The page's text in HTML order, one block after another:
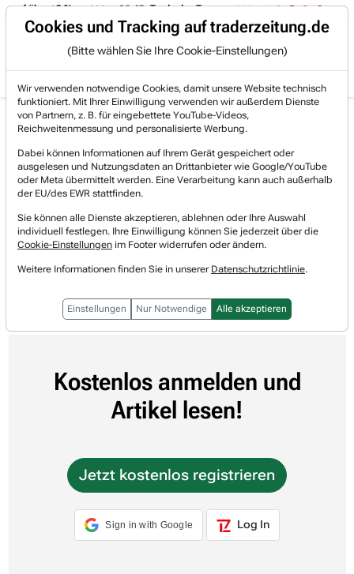
Trading-Room
auf über +3 %. 16:49 Trade des Tages 16:44 Trade des
Gratis Account Login
Home Newsticker MT Newswires
Alle anderen Kategorien
Oklo erwirbt ARMEC zur Erweiterung der Fertigungsk...
Oklo erwirbt ARMEC zur
Erweiterung der
Fertigungskapazitäten für
fortschrittliche Reaktoren
MT Newswires
Kostenlos anmelden und
Artikel lesen!
Jetzt kostenlos registrieren
Sign in with Google Log In
Cookies und Tracking auf traderzeitung.de
(Bitte wählen Sie Ihre Cookie-Einstellungen)
Wir verwenden notwendige Cookies, damit unsere Website technisch
funktioniert. Mit Ihrer Einwilligung verwenden wir außerdem Dienste
von Partnern, z. B. für eingebettete YouTube-Videos,
Reichweitenmessung und personalisierte Werbung.
Dabei können Informationen auf Ihrem Gerät gespeichert oder
ausgelesen und Nutzungsdaten an Drittanbieter wie Google/YouTube
oder Meta übermittelt werden. Eine Verarbeitung kann auch außerhalb
der EU/des EWR stattfinden.
Sie können alle Dienste akzeptieren, ablehnen oder Ihre Auswahl
individuell festlegen. Ihre Einwilligung können Sie jederzeit über die
Cookie-Einstellungen im Footer widerrufen oder ändern.
Weitere Informationen finden Sie in unserer Datenschutzrichtlinie.
Einstellungen Nur Notwendige Alle akzeptieren